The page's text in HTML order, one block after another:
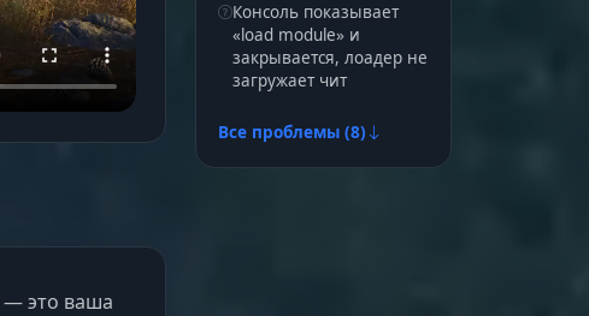
— это ваша
Консоль показывает
«load module» и
закрывается, лоадер не
загружает чит
Все проблемы (8)